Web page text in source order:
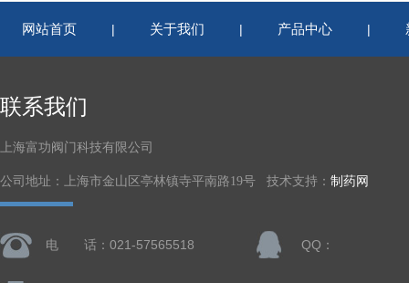
网站首页 | 关于我们 | 产品中心 |
联系我们
上海富功阀门科技有限公司
公司地址：上海市金山区亭林镇寺平南路19号 技术支持： 制药网
电 话：021-57565518 QQ：